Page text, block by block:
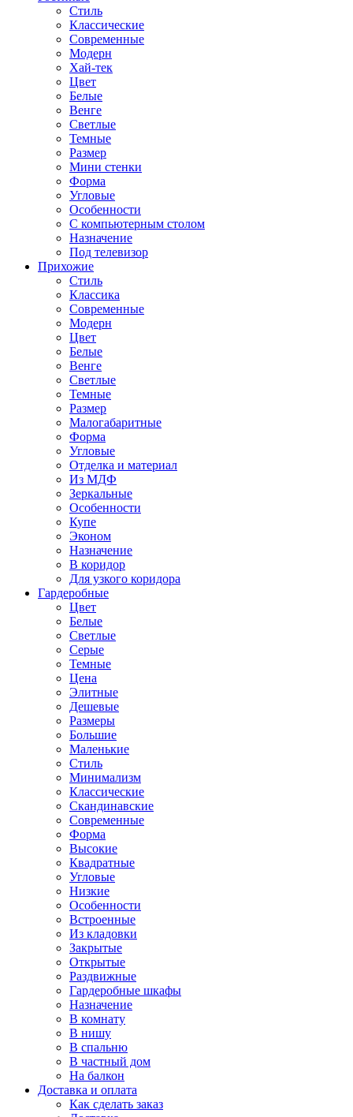
Стиль
Классические
Современные
Модерн
Хай-тек
Цвет
Белые
Венге
Светлые
Темные
Размер
Мини стенки
Форма
Угловые
Особенности
С компьютерным столом
Назначение
Под телевизор
Прихожие
Стиль
Классика
Современные
Модерн
Цвет
Белые
Венге
Светлые
Темные
Размер
Малогабаритные
Форма
Угловые
Отделка и материал
Из МДФ
Зеркальные
Особенности
Купе
Эконом
Назначение
В коридор
Для узкого коридора
Гардеробные
Цвет
Белые
Светлые
Серые
Темные
Цена
Элитные
Дешевые
Размеры
Большие
Маленькие
Стиль
Минимализм
Классические
Скандинавские
Современные
Форма
Высокие
Квадратные
Угловые
Низкие
Особенности
Встроенные
Из кладовки
Закрытые
Открытые
Раздвижные
Гардеробные шкафы
Назначение
В комнату
В нишу
В спальню
В частный дом
На балкон
Доставка и оплата
Как сделать заказ